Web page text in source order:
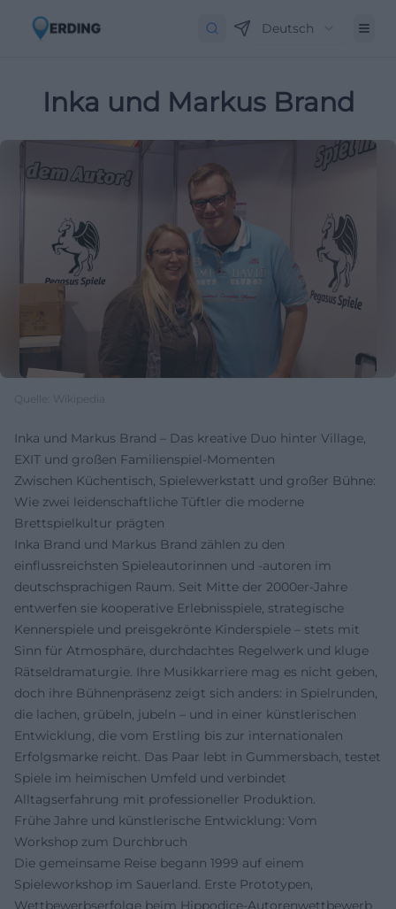
Deutsch
Inka und Markus Brand
Quelle: Wikipedia
Inka und Markus Brand – Das kreative Duo hinter Village,
EXIT und großen Familienspiel-Momenten
Zwischen Küchen­tisch, Spiele­werkstatt und großer Bühne:
Wie zwei leidenschaftliche Tüftler die moderne
Brettspielkultur prägten
Inka Brand und Markus Brand zählen zu den
einflussreichsten Spieleautorinnen und -autoren im
deutschsprachigen Raum. Seit Mitte der 2000er-Jahre
entwerfen sie kooperative Erlebnisspiele, strategische
Kennerspiele und preisgekrönte Kinderspiele – stets mit
Sinn für Atmosphäre, durchdachtes Regelwerk und kluge
Rätseldramaturgie. Ihre Musikkarriere mag es nicht geben,
doch ihre Bühnenpräsenz zeigt sich anders: in Spielrunden,
die lachen, grübeln, jubeln – und in einer künstlerischen
Entwicklung, die vom Erstling bis zur internationalen
Erfolgsmarke reicht. Das Paar lebt in Gummersbach, testet
Spiele im heimischen Umfeld und verbindet
Alltagserfahrung mit professioneller Produktion.
Frühe Jahre und künstlerische Entwicklung: Vom
Workshop zum Durchbruch
Die gemeinsame Reise begann 1999 auf einem
Spieleworkshop im Sauerland. Erste Prototypen,
Wettbewerbserfolge beim Hippodice-Autorenwettbewerb